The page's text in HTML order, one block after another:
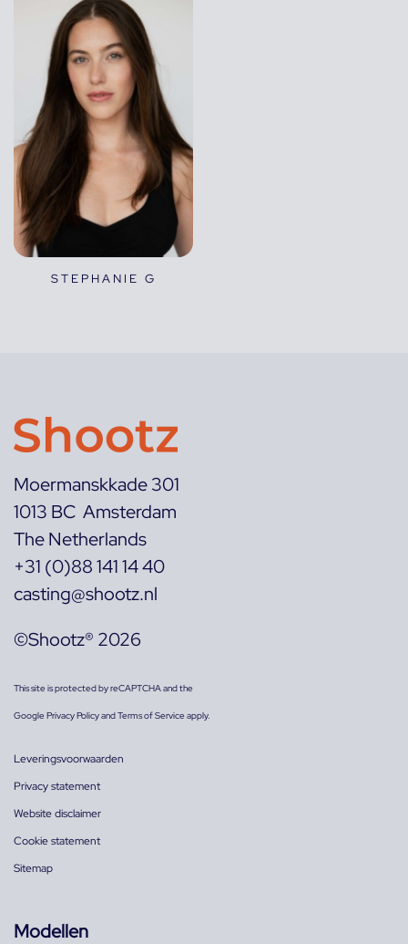
STEPHANIE G
Moermanskkade 301
1013 BC Amsterdam
The Netherlands
+31 (0)88 141 14 40
casting@shootz.nl
©Shootz® 2026
This site is protected by reCAPTCHA and the
GooglePrivacy PolicyandTerms of Serviceapply.
Leveringsvoorwaarden
Privacy statement
Website disclaimer
Cookie statement
Sitemap
Modellen